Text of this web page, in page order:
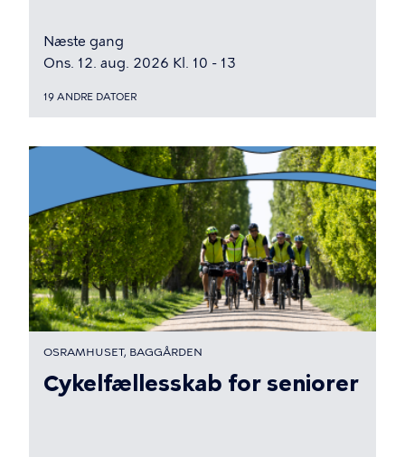
Næste gang
Ons. 12. aug. 2026 Kl. 10 - 13
19 ANDRE DATOER
OSRAMHUSET, BAGGÅRDEN
Cykelfællesskab for seniorer